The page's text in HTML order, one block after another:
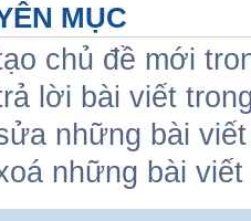
MỤC
chủ đề mới
lời bài viết
những bài
những bài